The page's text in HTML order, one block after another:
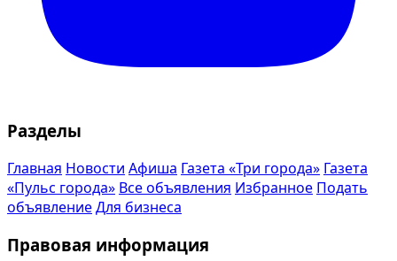
Разделы
Главная Новости Афиша Газета «Три города» Газета
«Пульс города» Все объявления Избранное Подать
объявлениеДля бизнеса
Правовая информация